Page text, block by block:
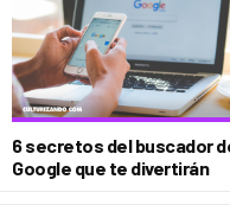
VIDA
SOCIEDAD
CULTURIZANDO.COM
6 secretos del buscador
Google que te divertirán